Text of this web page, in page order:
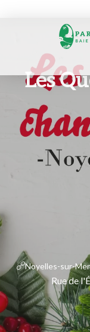
Les
Noyelles-sur-
Rue de